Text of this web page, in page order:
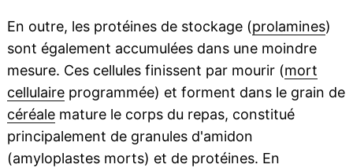
En outre, les protéines de stockage (prolamines)
sont également accumulées dans une moindre
mesure. Ces cellules finissent par mourir (mort
cellulaireprogrammée) et forment dans le grain de
céréalemature le corps du repas, constitué
principalement de granules d'amidon
(amyloplastes morts) et de protéines. En